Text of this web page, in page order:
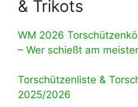
& Trikots
WM 2026
– Wer schießt am
Torschützenliste &
2025/2026